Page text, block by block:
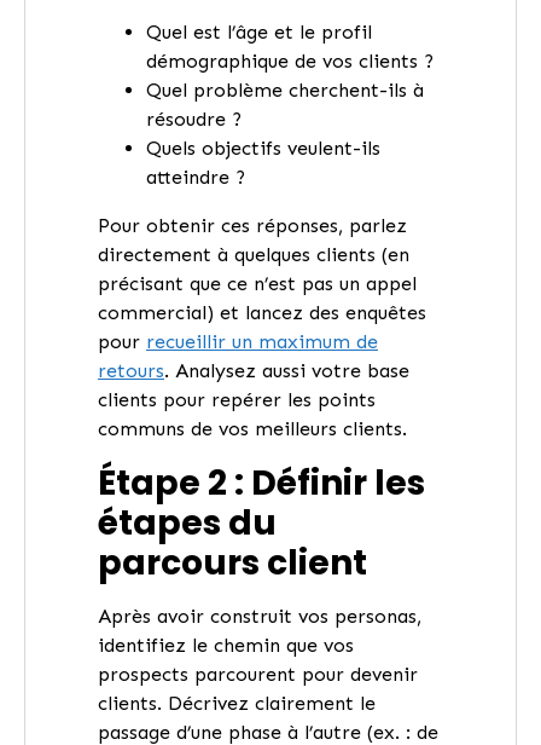
Quel est l’âge et le profil
démographique de vos clients ?
Quel problème cherchent-ils à
résoudre ?
Quels objectifs veulent-ils
atteindre ?
Pour obtenir ces réponses, parlez
directement à quelques clients (en
précisant que ce n’est pas un appel
commercial) et lancez des enquêtes
pour recueillir un maximum de
retours. Analysez aussi votre base
clients pour repérer les points
communs de vos meilleurs clients.
Étape 2 : Définir les
étapes du
parcours client
Après avoir construit vos personas,
identifiez le chemin que vos
prospects parcourent pour devenir
clients. Décrivez clairement le
passage d’une phase à l’autre (ex. : de